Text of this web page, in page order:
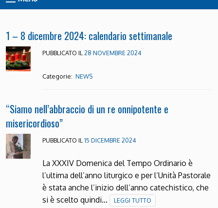
1 – 8 dicembre 2024: calendario settimanale
PUBBLICATO IL 28 NOVEMBRE 2024
Categorie: NEWS
“Siamo nell’abbraccio di un re onnipotente e
misericordioso”
PUBBLICATO IL 15 DICEMBRE 2024
La XXXIV Domenica del Tempo Ordinario è
l’ultima dell’anno liturgico e per l’Unità Pastorale
è stata anche l’inizio dell’anno catechistico, che
si è scelto quindi…
LEGGI TUTTO